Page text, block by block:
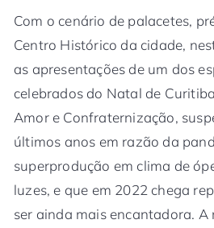
Com o cenário de palacetes,
Centro Histórico da cidade,
as apresentações de um dos
celebrados do Natal de
Amor e Confraternização,
últimos anos em razão da
superprodução em clima de
luzes, e que em 2022 chega
ser ainda mais encantadora. A